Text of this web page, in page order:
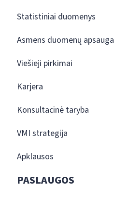
Statistiniai duomenys
Asmens duomenų apsauga
Viešieji pirkimai
Karjera
Konsultacinė taryba
VMI strategija
Apklausos
PASLAUGOS